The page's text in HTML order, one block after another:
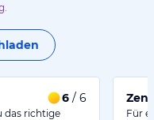
6 / 6
das richtige
Für